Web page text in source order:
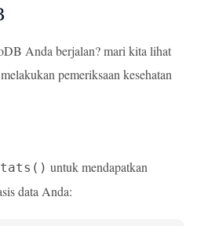
Anda berjalan? mari kita lihat
pemeriksaan kesehatan
untuk mendapatkan
data Anda: